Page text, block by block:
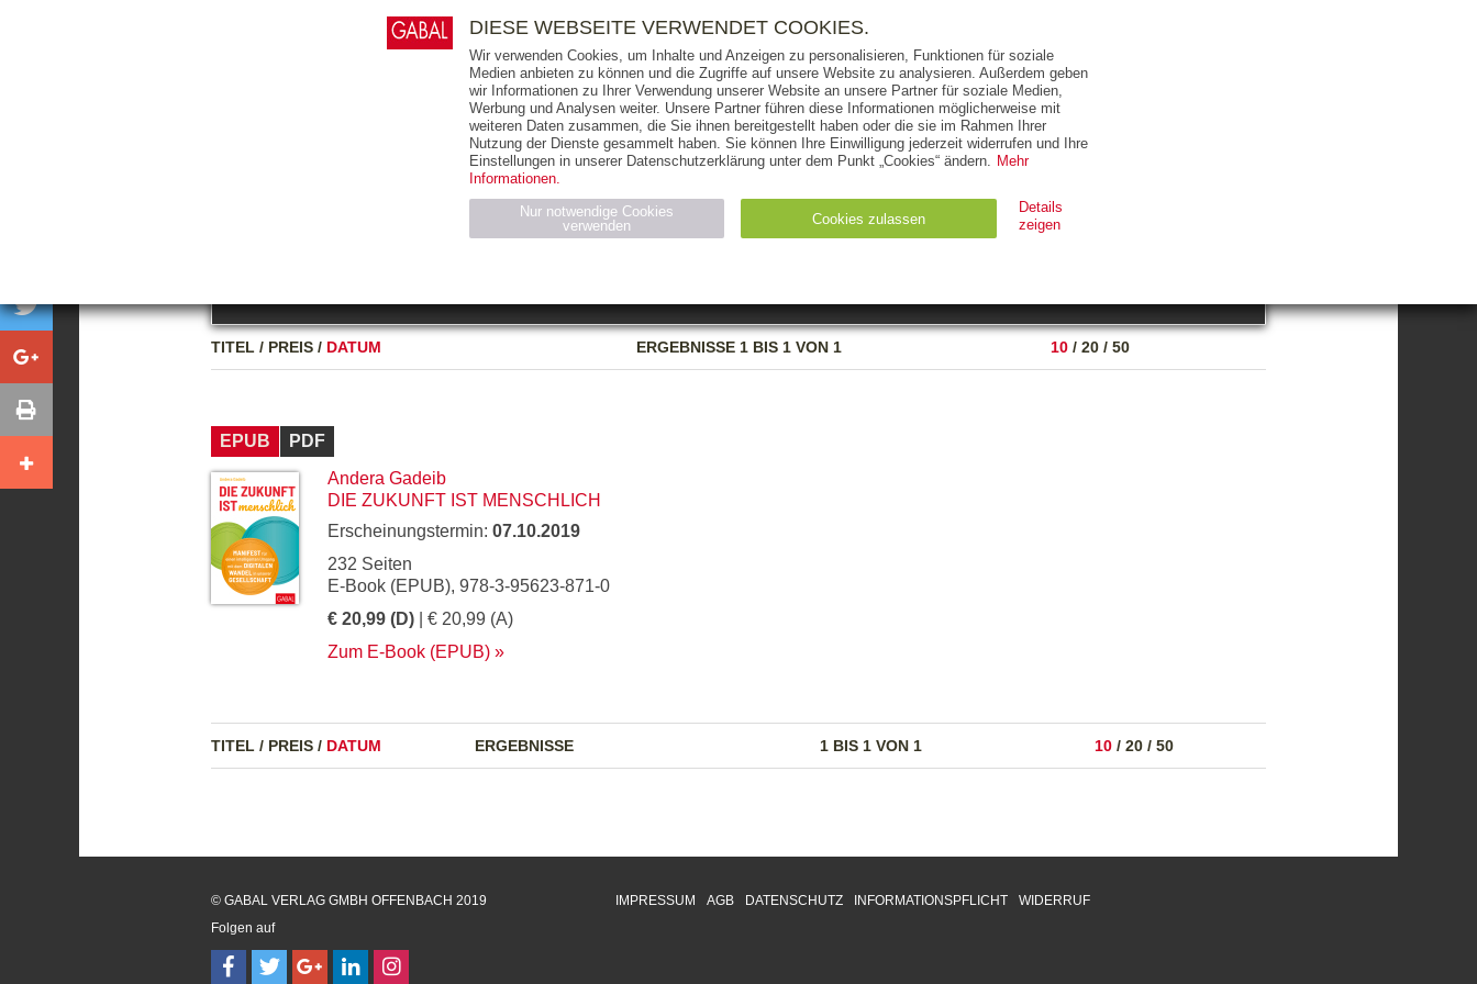
AUSGABEART AUS DER REIHE ZUM THEMA
TITEL / PREIS / DATUM ERGEBNISSE1 BIS 1 VON 1 10 / 20 / 50
EPUB
PDF
Andera Gadeib
DIE ZUKUNFT IST MENSCHLICH
Erscheinungstermin: 07.10.2019
232 Seiten
E-Book (EPUB), 978-3-95623-871-0
€ 20,99 (D) | € 20,99 (A)
Zum E-Book (EPUB)
TITEL / PREIS / DATUM ERGEBNISSE 1 BIS 1 VON 1 10 / 20 / 50
E-BOOKS AUDIO-CDS MP3 NON-BOOKS
THEMEN AUTOREN VERLAG
RIGHTS PRESSE HANDEL FÜR UNTERNEHMEN
IMPRESSUM AGB DATENSCHUTZ INFORMATIONSPFLICHT WIDERRUF
© GABAL VERLAG GMBH OFFENBACH 2019
Folgen auf
DIESE WEBSEITE VERWENDET COOKIES.
Wir verwenden Cookies, um Inhalte und Anzeigen zu personalisieren, Funktionen für soziale
Medien anbieten zu können und die Zugriffe auf unsere Website zu analysieren. Außerdem geben
wir Informationen zu Ihrer Verwendung unserer Website an unsere Partner für soziale Medien,
Werbung und Analysen weiter. Unsere Partner führen diese Informationen möglicherweise mit
weiteren Daten zusammen, die Sie ihnen bereitgestellt haben oder die sie im Rahmen Ihrer
Nutzung der Dienste gesammelt haben. Sie können Ihre Einwilligung jederzeit widerrufen und Ihre
Einstellungen in unserer Datenschutzerklärung unter dem Punkt „Cookies“ ändern. Mehr
Informationen.
Nur notwendige Cookies
verwenden
Cookies zulassen
Details
zeigen
Name Anbieter Zweck Ablauf
Typ
Wird für die Speicherung der Benutzer-Session verwendet HTTP